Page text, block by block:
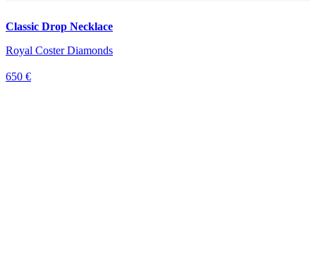
Classic Drop Necklace
Royal Coster Diamonds
650 €